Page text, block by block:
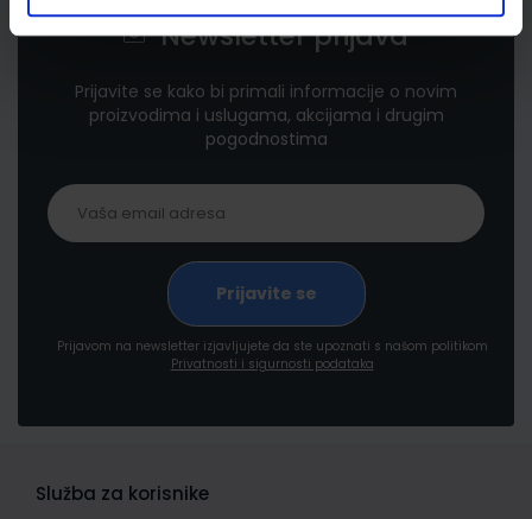
Newsletter prijava
Prijavite se kako bi primali informacije o novim
proizvodima i uslugama, akcijama i drugim
pogodnostima
Prijavom na newsletter izjavljujete da ste upoznati s našom politikom
Privatnosti i sigurnosti podataka
Služba za korisnike